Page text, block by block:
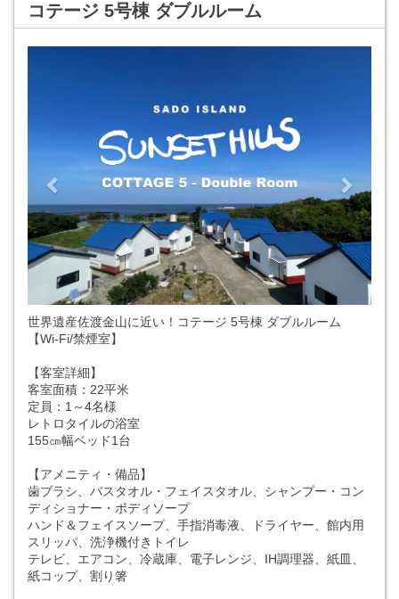
コテージ 5号棟 ダブルルーム
世界遺産佐渡金山に近い！コテージ 5号棟 ダブルルーム
【Wi-Fi/禁煙室】
【客室詳細】
客室面積：22平米
定員：1～4名様
レトロタイルの浴室
155㎝幅ベッド1台
【アメニティ・備品】
歯ブラシ、バスタオル・フェイスタオル、シャンプー・コン
ディショナー・ボディソープ
ハンド＆フェイスソープ、手指消毒液、ドライヤー、館内用
スリッパ、洗浄機付きトイレ
テレビ、エアコン、冷蔵庫、電子レンジ、IH調理器、紙皿、
紙コップ、割り箸